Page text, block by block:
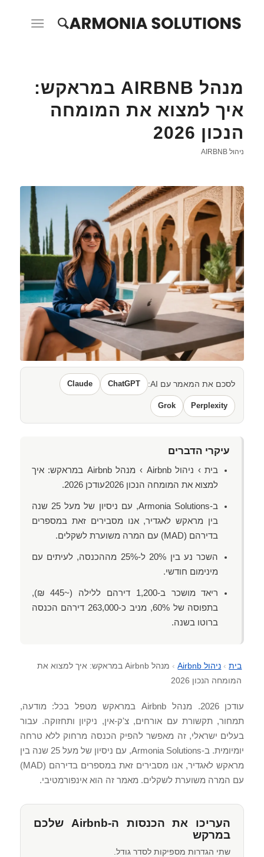
מנהל AIRBNB במראקש:
איך למצוא את המומחה
הנכון 2026
ניהול AIRBNB
לסכם את המאמר עם AI: ChatGPT
Claude
Perplexity
Grok
עיקרי הדברים
בית › ניהול Airbnb › מנהל Airbnb במראקש: איך
למצוא את המומחה הנכון 2026עודכן 2026.
ב-Armonia Solutions, עם ניסיון של מעל 25 שנה
בין מראקש לאגדיר, אנו מסבירים זאת במספרים
בדירהם (MAD) עם המרה משוערת לשקלים.
השכר נע בין 20% ל-25% מההכנסה, לעיתים עם
מינימום חודשי.
ריאד מושכר ב-1,200 דירהם ללילה (~445 ₪),
בתפוסה של 60%, מניב כ-263,000 דירהם הכנסה
ברוטו בשנה.
בית › ניהול Airbnb ›
מנהל Airbnb במראקש: איך למצוא את
המומחה הנכון 2026
עודכן 2026. מנהל Airbnb במראקש מטפל בכל: מודעה,
תמחור, תקשורת עם אורחים, צ'ק-אין, ניקיון ותחזוקה. עבור
בעלים ישראלי, זה מאפשר להפיק הכנסה מרחוק ללא טרחה
יומיומית. ב-Armonia Solutions, עם ניסיון של מעל 25 שנה בין
מראקש לאגדיר, אנו מסבירים זאת במספרים בדירהם (MAD)
עם המרה משוערת לשקלים. מאמר זה הוא אינפורמטיבי.
העריכו את הכנסות ה-Airbnb שלכם
במרקש
שתי הגדרות מספיקות לסדר גודל.